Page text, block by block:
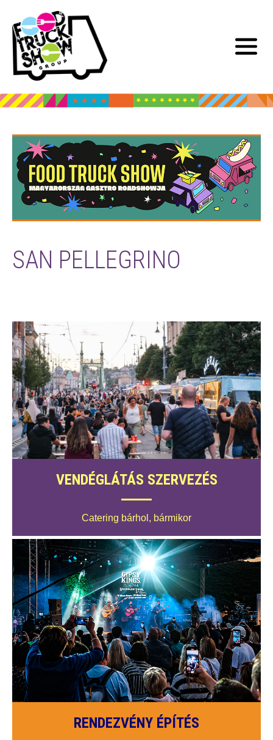
SAN PELLEGRINO
VENDÉGLÁTÁS SZERVEZÉS
Catering bárhol, bármikor
RENDEZVÉNY ÉPÍTÉS